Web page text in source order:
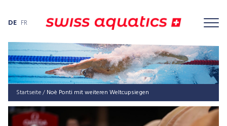
DE FR
Startseite/ Noè Ponti mit weiteren Weltcupsiegen